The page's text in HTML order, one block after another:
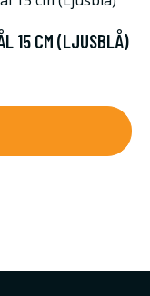
15 CM (LJUSBLÅ)